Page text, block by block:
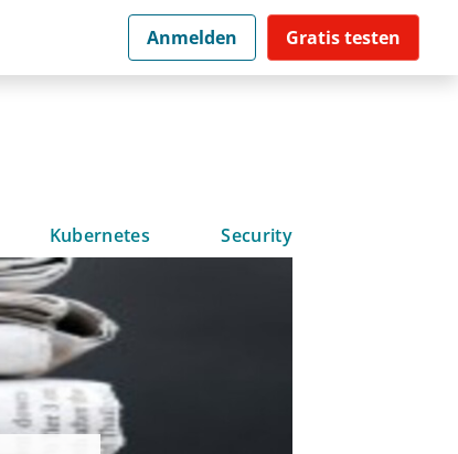
Anmelden Gratis testen
Kubernetes Security